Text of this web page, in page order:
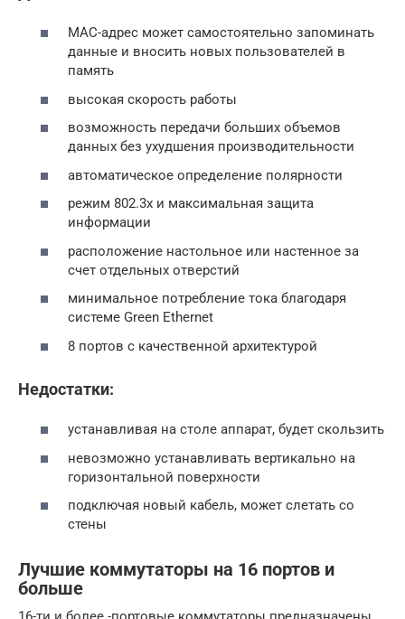
МАС-адрес может самостоятельно запоминать
данные и вносить новых пользователей в
память
высокая скорость работы
возможность передачи больших объемов
данных без ухудшения производительности
автоматическое определение полярности
режим 802.3х и максимальная защита
информации
расположение настольное или настенное за
счет отдельных отверстий
минимальное потребление тока благодаря
системе Green Ethernet
8 портов с качественной архитектурой
Недостатки:
устанавливая на столе аппарат, будет скользить
невозможно устанавливать вертикально на
горизонтальной поверхности
подключая новый кабель, может слетать со
стены
Лучшие коммутаторы на 16 портов и
больше